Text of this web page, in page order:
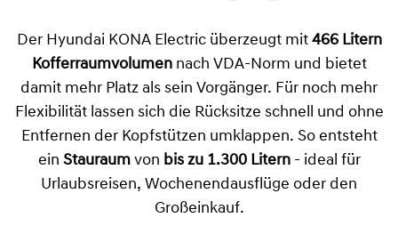
Der Hyundai KONA Electric überzeugt mit 466 Litern
Kofferraumvolumennach VDA-Norm und bietet
damit mehr Platz als sein Vorgänger. Für noch mehr
Flexibilität lassen sich die Rücksitze schnell und ohne
Entfernen der Kopfstützen umklappen. So entsteht
ein Stauraum von bis zu 1.300 Litern- ideal für
Urlaubsreisen, Wochenendausflüge oder den
Großeinkauf.